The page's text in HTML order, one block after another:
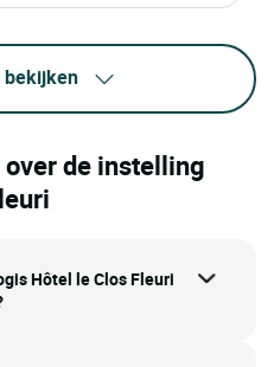
bekijken
de instelling
Hôtel le Clos Fleuri